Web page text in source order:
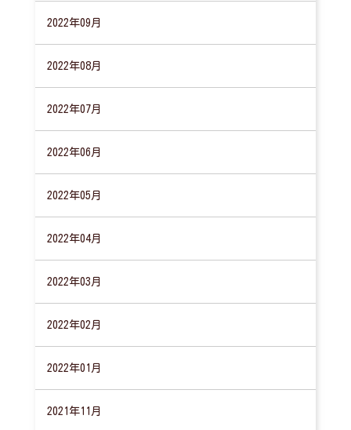
2022年09月
2022年08月
2022年07月
2022年06月
2022年05月
2022年04月
2022年03月
2022年02月
2022年01月
2021年11月